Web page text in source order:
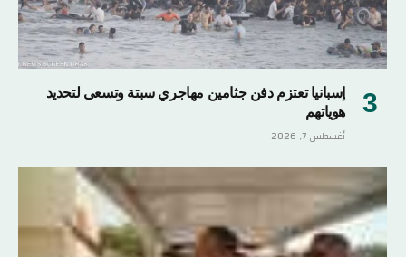
إسبانيا تعتزم دفن جثامين مهاجري سبتة وتسعى لتحديد
هوياتهم
أغسطس 7, 2026